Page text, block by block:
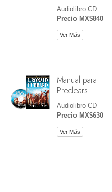
Audiolibro CD
Precio MX$840
Ver Más
Manual para
Preclears
Audiolibro CD
Precio MX$630
Ver Más